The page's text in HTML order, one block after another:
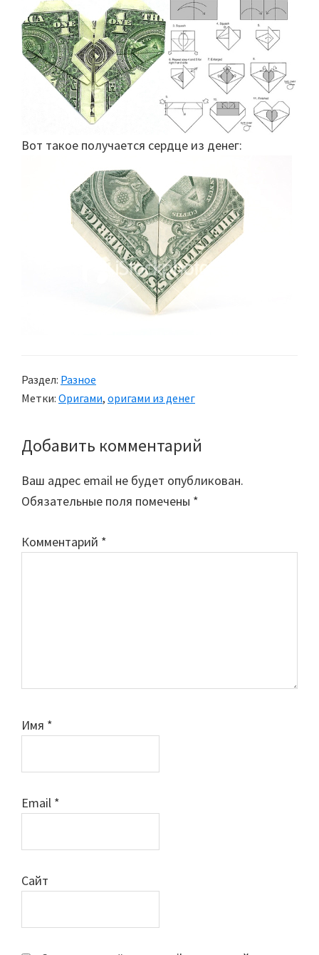
Вот такое получается сердце из денег:
Раздел: Разное
Метки: Оригами, оригами из денег
Reader
Interactions
Добавить комментарий
Ваш адрес email не будет опубликован.
Обязательные поля помечены *
Комментарий *
Имя *
Email *
Сайт